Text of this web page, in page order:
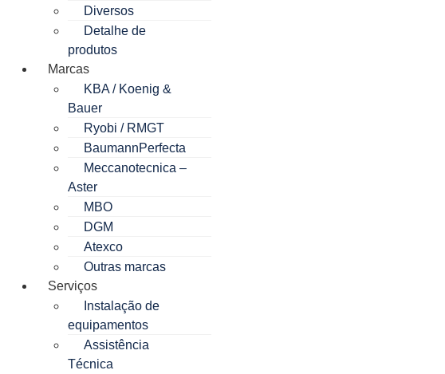
Diversos
Detalhe de
produtos
Marcas
KBA / Koenig &
Bauer
Ryobi / RMGT
BaumannPerfecta
Meccanotecnica –
Aster
MBO
DGM
Atexco
Outras marcas
Serviços
Instalação de
equipamentos
Assistência
Técnica